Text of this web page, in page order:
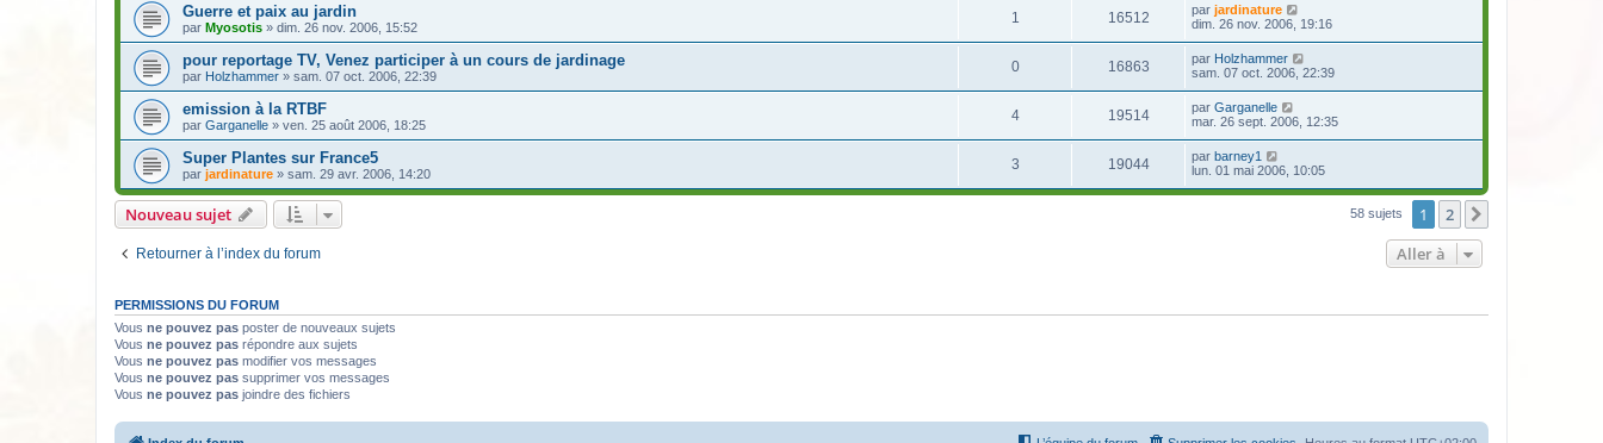
Guerre et paix au jardin
par Myosotis » dim. 26 nov. 2006, 15:52
1 16512 par jardinature
dim. 26 nov. 2006, 19:16
pour reportage TV, Venez participer à un cours de jardinage
par Holzhammer » sam. 07 oct. 2006, 22:39
0 16863 par Holzhammer
sam. 07 oct. 2006, 22:39
emission à la RTBF
par Garganelle » ven. 25 août 2006, 18:25
4 19514 par Garganelle
mar. 26 sept. 2006, 12:35
Super Plantes sur France5
par jardinature » sam. 29 avr. 2006, 14:20
3 19044 par barney1
lun. 01 mai 2006, 10:05
Nouveau sujet 58 sujets 1 2
Retourner à l’index du forum Aller à
PERMISSIONS DU FORUM
Vous ne pouvez pas poster de nouveaux sujets
Vous ne pouvez pas répondre aux sujets
Vous ne pouvez pas modifier vos messages
Vous ne pouvez pas supprimer vos messages
Vous ne pouvez pas joindre des fichiers